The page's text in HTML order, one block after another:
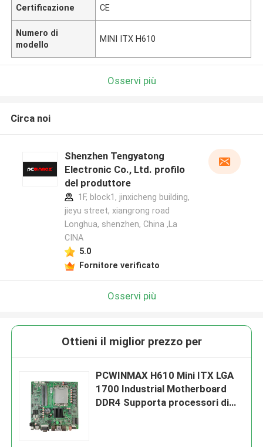
Certificazione CE
Numero di
modello
MINI ITX H610
Osservi più
Circa noi
Shenzhen Tengyatong
Electronic Co., Ltd. profilo
del produttore
1F, block1, jinxicheng building,
jieyu street, xiangrong road
Longhua, shenzhen, China ,La
CINA
5.0
Fornitore verificato
Osservi più
Ottieni il miglior prezzo per
PCWINMAX H610 Mini ITX LGA
1700 Industrial Motherboard
DDR4 Supporta processori di